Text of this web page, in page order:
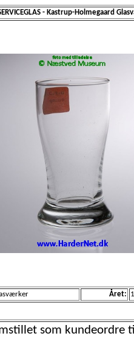
- Kastrup-Holmegaard
Året:
som kundeordre